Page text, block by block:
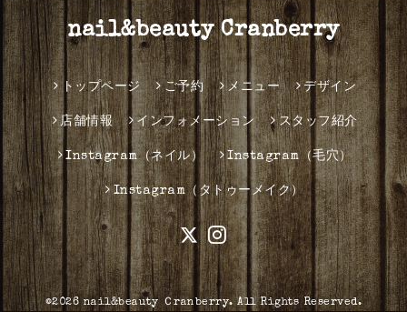
nail&beauty Cranberry
トップページ ご予約 メニュー デザイン
店舗情報 インフォメーション スタッフ紹介
Instagram（ネイル） Instagram（毛穴）
Instagram（タトゥーメイク）
©2026 nail&beauty Ｃranberry. All Rights Reserved.